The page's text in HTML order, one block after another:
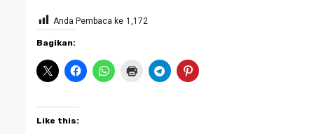
Anda Pembaca ke 1,172
Bagikan:
Like this: